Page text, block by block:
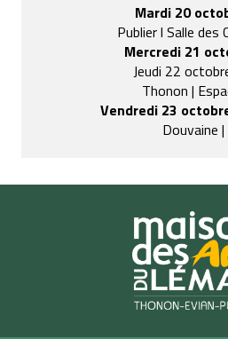
Mardi 20
Publier l Salle des
Mercredi 21
Jeudi 22
Thonon |
Vendredi 23
Douvaine |